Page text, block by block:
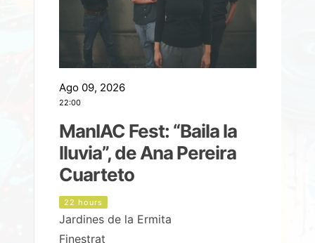
Ago 09, 2026
22:00
ManIAC Fest: “Baila la
lluvia”, de Ana Pereira
Cuarteto
22 hours
Jardines de la Ermita
Finestrat